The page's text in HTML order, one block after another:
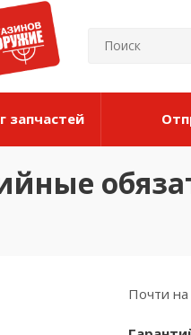
запчастей
Почти на